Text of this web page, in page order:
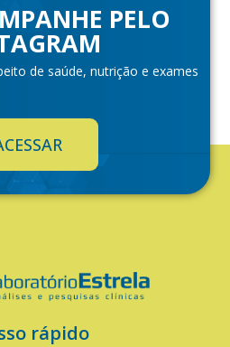
PELO
de saúde, nutrição e exames
rápido